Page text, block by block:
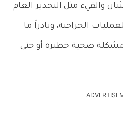
والقيء مثل التخدير العام
الجراحية، ونادراً ما
مشكلة صحية خطيرة أو حتى